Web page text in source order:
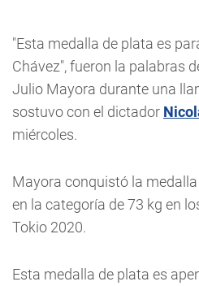
"Esta medalla de plata es
Chávez", fueron la palabras
Julio Mayora durante una
sostuvo con el dictador
miércoles.
Mayora conquistó la
en la categoría de 73 kg en
Tokio 2020.
Esta medalla de plata es